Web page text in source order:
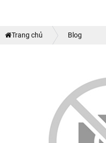
Trang chủ Blog